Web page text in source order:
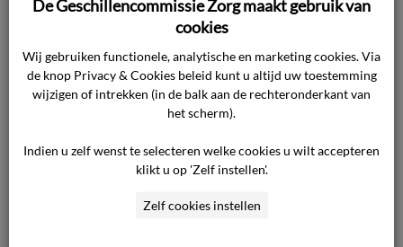
wettelijke taak zich niet beperkt tot het
verlenen van geneeskundige zorg aan militairen.
De arts moet steeds in staat zijn een
weloverwogen inzetbaarheidsadvies te kunnen
geven over de krijgsmacht als geheel. Daarom
wordt het belang van de individuele militair om
vernietiging van medische gegevens altijd
afgewogen tegen het defensiebelang. Zo is ook
De Geschillencommissie Zorg maakt gebruik van
cookies
Wij gebruiken functionele, analytische en marketing cookies. Via
de knop Privacy & Cookies beleid kunt u altijd uw toestemming
wijzigen of intrekken (in de balk aan de rechteronderkant van
het scherm).
Indien u zelf wenst te selecteren welke cookies u wilt accepteren
klikt u op 'Zelf instellen'.
Zelf cookies instellen